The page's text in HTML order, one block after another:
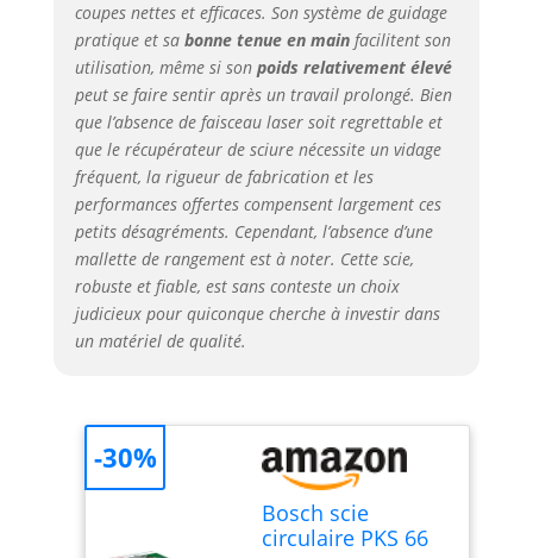
coupes nettes et efficaces. Son système de guidage
pratique et sa bonne tenue en mainfacilitent son
utilisation, même si son poids relativement élevé
peut se faire sentir après un travail prolongé. Bien
que l’absence de faisceau laser soit regrettable et
que le récupérateur de sciure nécessite un vidage
fréquent, la rigueur de fabrication et les
performances offertes compensent largement ces
petits désagréments. Cependant, l’absence d’une
mallette de rangement est à noter. Cette scie,
robuste et fiable, est sans conteste un choix
judicieux pour quiconque cherche à investir dans
un matériel de qualité.
Bosch scie
circulaire PKS 66
-30%